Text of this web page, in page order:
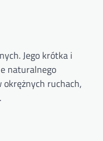
Jego krótka i
naturalnego
okrężnych ruchach,